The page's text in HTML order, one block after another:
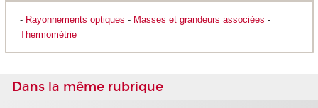
- Rayonnements optiques - Masses et grandeurs associées -
Thermométrie
Dans la même rubrique